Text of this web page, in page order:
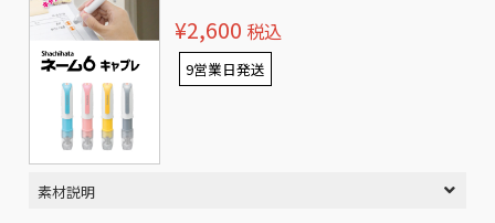
¥2,600 税込
9営業日発送
素材説明